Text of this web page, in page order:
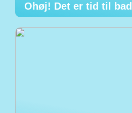
Ohøj! Det er tid til bad